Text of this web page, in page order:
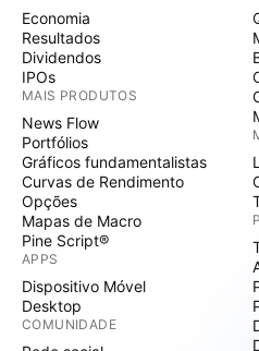
Economia
Resultados
Dividendos
IPOs
MAIS PRODUTOS
News Flow
Portfólios
Gráficos fundamentalistas
Curvas de Rendimento
Opções
Mapas de Macro
Pine Script®
APPS
Dispositivo Móvel
Desktop
COMUNIDADE